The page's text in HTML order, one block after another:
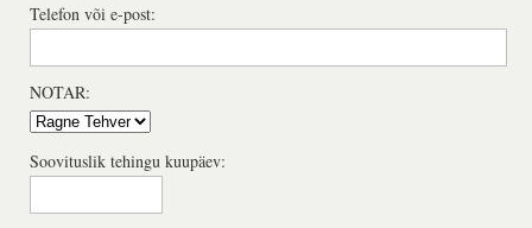
Telefon või e-post:
NOTAR:
Soovituslik tehingu kuupäev: